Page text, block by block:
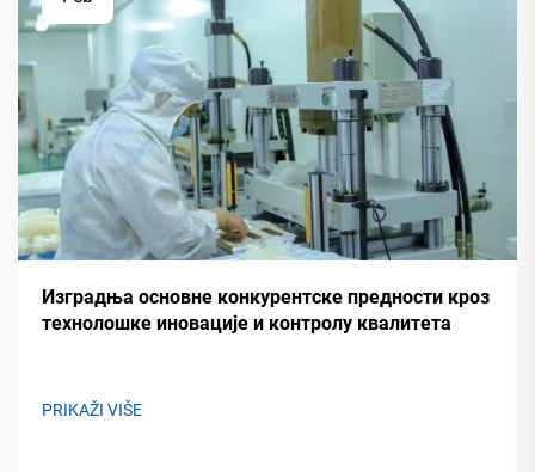
Изградња основне конкурентске предности кроз
технолошке иновације и контролу квалитета
PRIKAŽI VIŠE